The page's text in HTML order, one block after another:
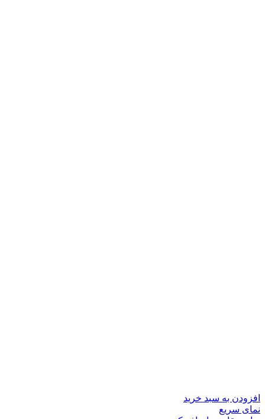
افزودن به سبد خرید
نمای سریع